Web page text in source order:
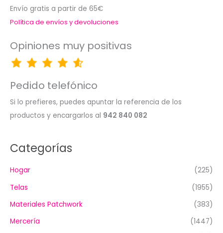
Envío gratis a partir de 65€
Política de envíos y devoluciones
Opiniones muy positivas
Pedido telefónico
Si lo prefieres, puedes apuntar la referencia de los
productos y encargarlos al 942 840 082
Categorías
Hogar
(225)
Telas
(1955)
Materiales Patchwork
(383)
Mercería
(1447)